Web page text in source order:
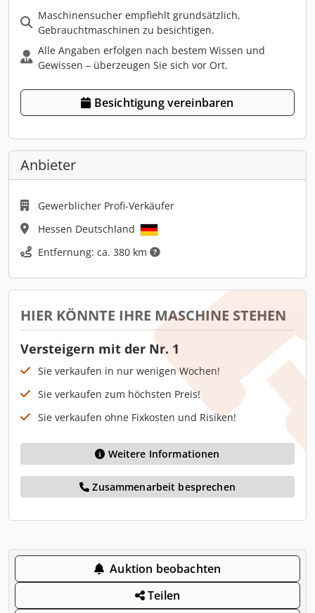
Maschinensucher empfiehlt grundsätzlich,
Gebrauchtmaschinen zu besichtigen.
Alle Angaben erfolgen nach bestem Wissen und
Gewissen – überzeugen Sie sich vor Ort.
Besichtigung vereinbaren
Anbieter
Gewerblicher Profi-Verkäufer
Hessen Deutschland
Entfernung: ca. 380 km
HIER KÖNNTE IHRE MASCHINE STEHEN
Versteigern mit der Nr. 1
Sie verkaufen in nur wenigen Wochen!
Sie verkaufen zum höchsten Preis!
Sie verkaufen ohne Fixkosten und Risiken!
Weitere Informationen
Zusammenarbeit besprechen
Auktion beobachten
Teilen